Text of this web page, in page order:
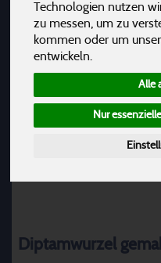
Technologien nutzen
zu messen, um zu
kommen oder um
entwickeln.
Alle
Nur
Diptamwurzel